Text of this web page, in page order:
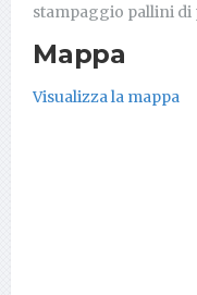
stampaggio pallini di
Mappa
Visualizza la mappa